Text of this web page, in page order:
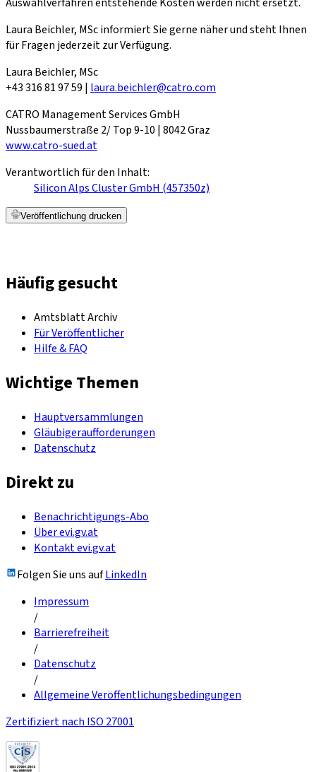
Laura Beichler, MSc informiert Sie gerne näher und steht Ihnen
für Fragen jederzeit zur Verfügung.
Laura Beichler, MSc
+43 316 81 97 59 | laura.beichler@catro.com
CATRO Management Services GmbH
Nussbaumerstraße 2/ Top 9-10 | 8042 Graz
www.catro-sued.at
Verantwortlich für den Inhalt:
Silicon Alps Cluster GmbH (457350z)
Veröffentlichung drucken
Häufig gesucht
Amtsblatt Archiv
Für Veröffentlicher
Hilfe & FAQ
Wichtige Themen
Hauptversammlungen
Gläubigeraufforderungen
Datenschutz
Direkt zu
Benachrichtigungs-Abo
Über evi.gv.at
Kontakt evi.gv.at
Folgen Sie uns aufLinkedIn
Impressum
/
Barrierefreiheit
/
Datenschutz
/
Allgemeine Veröffentlichungsbedingungen
Zertifiziert nach ISO 27001